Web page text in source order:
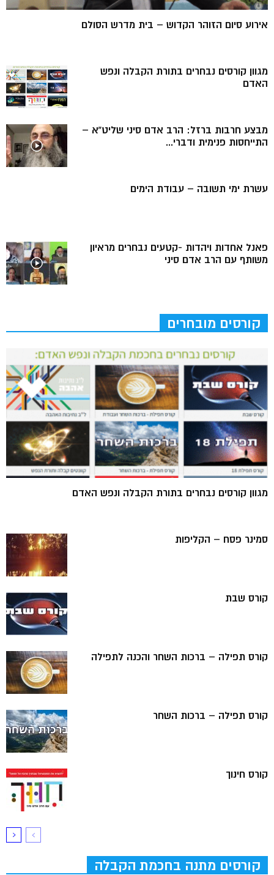
אירוע סיום הזוהר הקדוש – בית מדרש הסולם
מגוון קורסים נבחרים בתורת הקבלה ונפש
האדם
מבצע חרבות ברזל: הרב אדם סיני שליט”א –
התייחסות פנימית ודברי...
עשרת ימי תשובה – עבודת הימים
פאנל אחדות ויהדות -קטעים נבחרים מראיון
משותף עם הרב אדם סיני
קורסים מובחרים
מגוון קורסים נבחרים בתורת הקבלה ונפש האדם
סמינר פסח – הקליפות
קורס שבת
קורס תפילה – ברכות השחר והכנה לתפילה
קורס תפילה – ברכות השחר
קורס חינוך
קורסים מתנה בחכמת הקבלה